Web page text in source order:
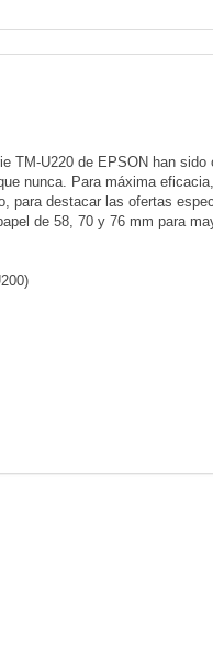
TM-U220 de EPSON han
nunca. Para máxima
para destacar las ofertas
de 58, 70 y 76 mm para